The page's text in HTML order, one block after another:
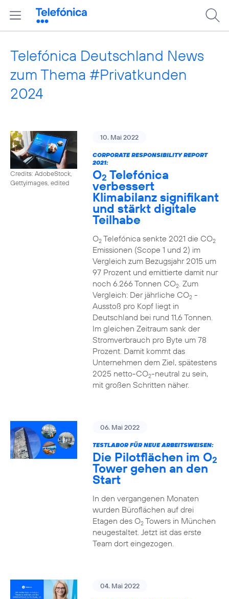
Telefónica Deutschland News
zum Thema #Privatkunden
2024
Credits: AdobeStock,
Gettyimages, edited
10. Mai 2022
CORPORATE RESPONSIBILITY REPORT
2021:
O2 Telefónica
verbessert
Klimabilanz signifikant
und stärkt digitale
Teilhabe
O2Telefónica senkte 2021 die CO2
Emissionen (Scope 1 und 2) im
Vergleich zum Bezugsjahr 2015 um
97 Prozent und emittierte damit nur
noch 6.266 Tonnen CO2. Zum
Vergleich: Der jährliche CO2-
Ausstoß pro Kopf liegt in
Deutschland bei rund 11,6 Tonnen.
Im gleichen Zeitraum sank der
Stromverbrauch pro Byte um 78
Prozent. Damit kommt das
Unternehmen dem Ziel, spätestens
2025 netto-CO2-neutral zu sein,
mit großen Schritten näher.
06. Mai 2022
TESTLABOR FÜR NEUE ARBEITSWEISEN:
Die Pilotflächen im O2
Tower gehen an den
Start
In den vergangenen Monaten
wurden Büroflächen auf drei
Etagen des O2Towers in München
neugestaltet. Jetzt ist das erste
Team dort eingezogen.
04. Mai 2022